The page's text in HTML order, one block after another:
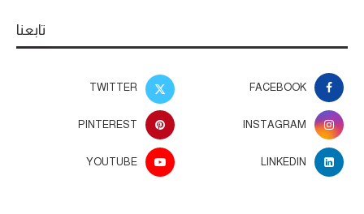
تابعنا
FACEBOOK
TWITTER
INSTAGRAM
PINTEREST
LINKEDIN
YOUTUBE